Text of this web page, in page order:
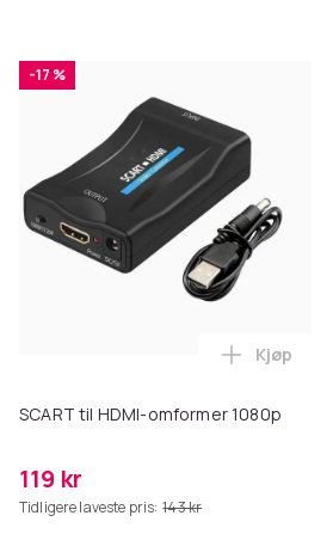
-17 %
SCART til HDMI-omformer 1080p
119 kr
Tidligere laveste pris: 143 kr
Legg
Kjøp